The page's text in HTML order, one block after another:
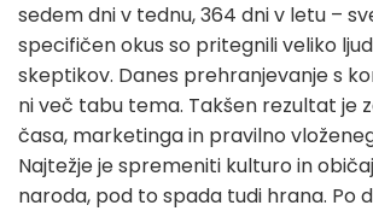
sedem dni v tednu, 364 dni v letu –
specifičen okus so pritegnili veliko
skeptikov. Danes prehranjevanje s
ni več tabu tema. Takšen rezultat je
časa, marketinga in pravilno
Najtežje je spremeniti kulturo in
naroda, pod to spada tudi hrana. Po